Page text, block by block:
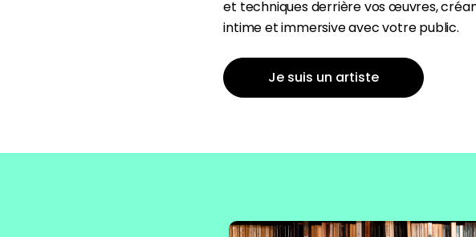
et techniques derrière vos œuvres,
intime et immersive avec votre public.
Je suis un artiste